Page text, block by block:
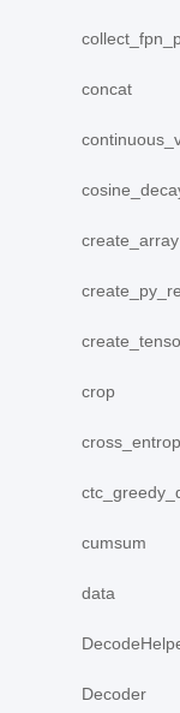
concat
create_array
crop
cumsum
data
Decoder